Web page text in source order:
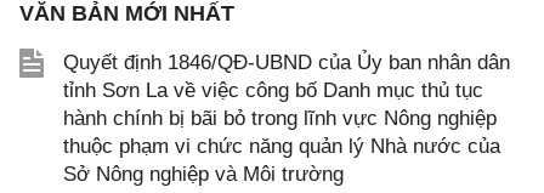
VĂN BẢN MỚI NHẤT
Quyết định 1846/QĐ-UBND của Ủy ban nhân dân
tỉnh Sơn La về việc công bố Danh mục thủ tục
hành chính bị bãi bỏ trong lĩnh vực Nông nghiệp
thuộc phạm vi chức năng quản lý Nhà nước của
Sở Nông nghiệp và Môi trường